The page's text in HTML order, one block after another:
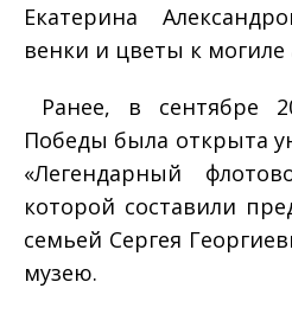
Екатерина
венки и цветы к могиле
Ранее, в сентябре
Победы была открыта
«Легендарный
которой составили
семьей Сергея
музею.